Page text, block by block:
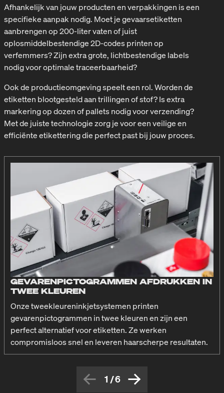
Afhankelijk van jouw producten en verpakkingen is een
specifieke aanpak nodig. Moet je gevaarsetiketten
aanbrengen op 200-liter vaten of juist
oplosmiddelbestendige 2D-codes printen op
verfemmers? Zijn extra grote, lichtbestendige labels
nodig voor optimale traceerbaarheid?
Ook de productieomgeving speelt een rol. Worden de
etiketten blootgesteld aan trillingen of stof? Is extra
markering op dozen of pallets nodig voor verzending?
Met de juiste technologie zorg je voor een veilige en
efficiënte etikettering die perfect past bij jouw proces.
GEVARENPICTOGRAMMEN AFDRUKKEN IN
TWEE KLEUREN
Onze tweekleureninkjetsystemen printen
gevarenpictogrammen in twee kleuren en zijn een
perfect alternatief voor etiketten. Ze werken
compromisloos snel en leveren haarscherpe resultaten.
1 /6